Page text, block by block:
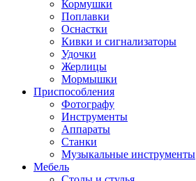
Кормушки
Поплавки
Оснастки
Кивки и сигнализаторы
Удочки
Жерлицы
Мормышки
Приспособления
Фотографу
Инструменты
Аппараты
Станки
Музыкальные инструменты
Мебель